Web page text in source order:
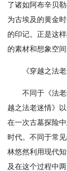
了诸如阿布辛贝
为古埃及的黄金
的印记。正是这
的素材和想象空间
《穿越之法老
不同于《法
越之法老迷情》
在一次古墓探险
时代。不同于常
林悠然利用现代
及在这个过程中